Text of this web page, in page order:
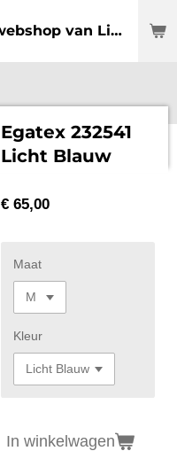
Welkom op de webshop van Lingerie Elly
Egatex 232541
Licht Blauw
€ 65,00
Maat
Kleur
In winkelwagen